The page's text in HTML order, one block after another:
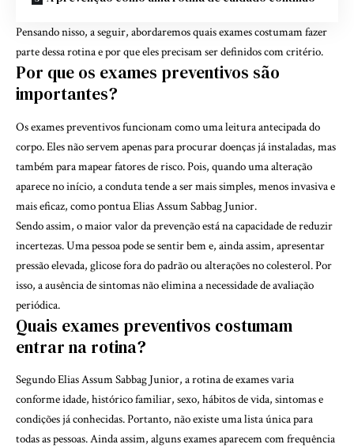
Pensando nisso, a seguir, abordaremos quais exames costumam fazer
parte dessa rotina e por que eles precisam ser definidos com critério.
Por que os exames preventivos são
importantes?
Os exames preventivos funcionam como uma leitura antecipada do
corpo. Eles não servem apenas para procurar doenças já instaladas, mas
também para mapear fatores de risco. Pois, quando uma alteração
aparece no início, a conduta tende a ser mais simples, menos invasiva e
mais eficaz, como pontua Elias Assum Sabbag Junior.
Sendo assim, o maior valor da prevenção está na capacidade de reduzir
incertezas. Uma pessoa pode se sentir bem e, ainda assim, apresentar
pressão elevada, glicose fora do padrão ou alterações no colesterol. Por
isso, a ausência de sintomas não elimina a necessidade de avaliação
periódica.
Quais exames preventivos costumam
entrar na rotina?
Segundo Elias Assum Sabbag Junior, a rotina de exames varia
conforme idade, histórico familiar, sexo, hábitos de vida, sintomas e
condições já conhecidas. Portanto, não existe uma lista única para
todas as pessoas. Ainda assim, alguns exames aparecem com frequência